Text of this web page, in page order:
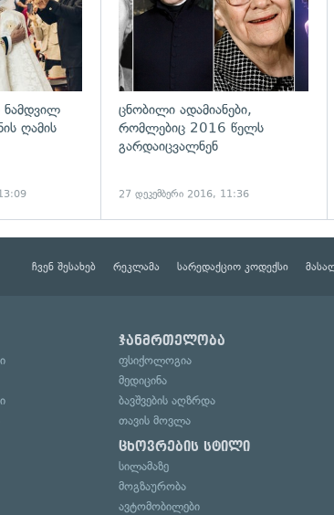
ნამდვილ
ღამის
ცნობილი ადამიანები,
რომლებიც 2016 წელს
გარდაიცვალნენ
27 დეკემბერი 2016, 11:36
ჩვენ შესახებ რეკლამა სარედაქციო კოდექსი
ჯანმრთელობა
ფსიქოლოგია
მედიცინა
ბავშვების აღზრდა
თავის მოვლა
ცხოვრების სტილი
სილამაზე
მოგზაურობა
ავტომობილები